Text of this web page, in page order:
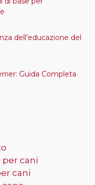
dell’educazione del
Guida Completa
cani
cani